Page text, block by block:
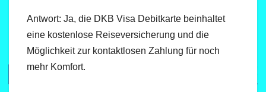
Antwort: Ja, die DKB Visa Debitkarte beinhaltet
eine kostenlose Reiseversicherung und die
Möglichkeit zur kontaktlosen Zahlung für noch
mehr Komfort.